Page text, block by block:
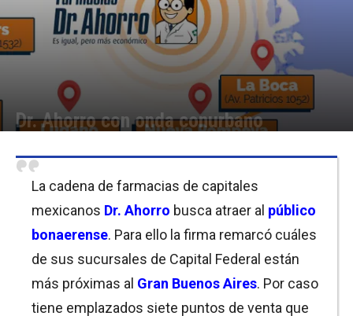
Dr. Ahorro con onda conurbano
La cadena de farmacias de capitales
mexicanos Dr. Ahorro busca atraer al público
bonaerense. Para ello la firma remarcó cuáles
de sus sucursales de Capital Federal están
más próximas al Gran Buenos Aires. Por caso
tiene emplazados siete puntos de venta que